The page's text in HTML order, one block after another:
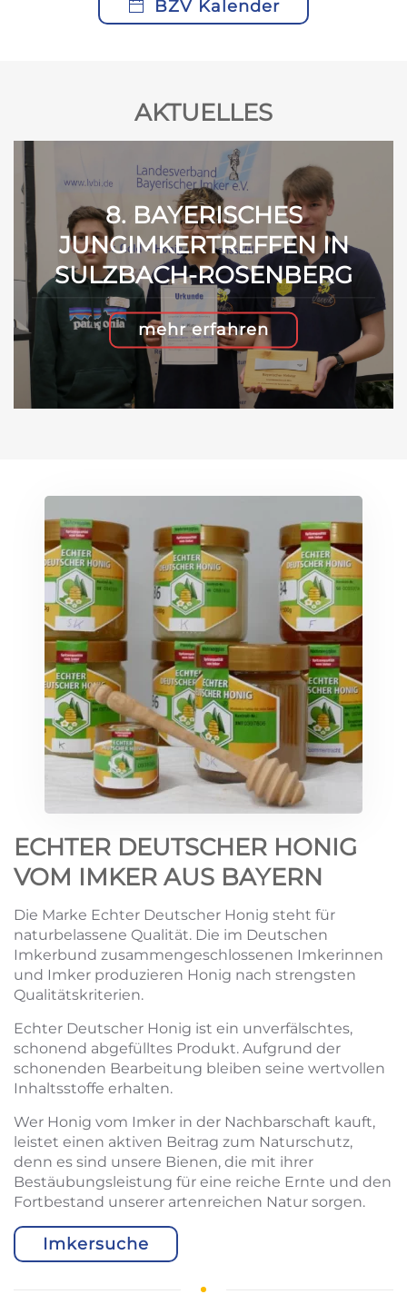
BZV Kalender
AKTUELLES
8. BAYERISCHES
JUNGIMKERTREFFEN IN
SULZBACH-ROSENBERG
mehr erfahren
ECHTER DEUTSCHER HONIG
VOM IMKER AUS BAYERN
Die Marke Echter Deutscher Honig steht für
naturbelassene Qualität. Die im Deutschen
Imkerbund zusammengeschlossenen Imkerinnen
und Imker produzieren Honig nach strengsten
Qualitätskriterien.
Echter Deutscher Honig ist ein unverfälschtes,
schonend abgefülltes Produkt. Aufgrund der
schonenden Bearbeitung bleiben seine wertvollen
Inhaltsstoffe erhalten.
Wer Honig vom Imker in der Nachbarschaft kauft,
leistet einen aktiven Beitrag zum Naturschutz,
denn es sind unsere Bienen, die mit ihrer
Bestäubungsleistung für eine reiche Ernte und den
Fortbestand unserer artenreichen Natur sorgen.
Imkersuche